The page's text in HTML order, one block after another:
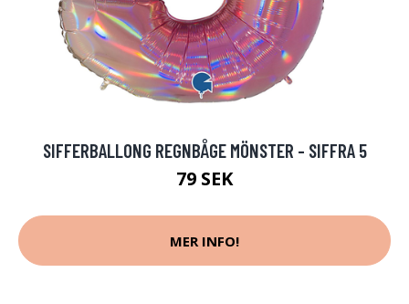
SIFFERBALLONG REGNBÅGE MÖNSTER - SIFFRA 5
79 SEK
MER INFO!